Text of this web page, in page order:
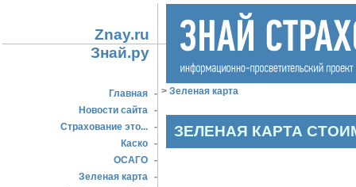
Znay.ru
Знай.ру
Главная -
Новости сайта -
Страхование это... -
Каско -
ОСАГО -
Зеленая карта -
> Зеленая карта
ЗЕЛЕНАЯ КАРТА